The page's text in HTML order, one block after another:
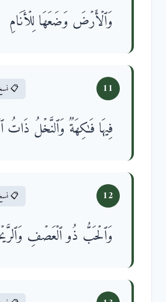
وَٱلۡأَرۡضَ وَضَعَهَا لِلۡأَنَامِ
11
📋
فِیهَا فَـٰكِهَةࣱ وَٱلنَّخۡلُ ذَاتُ
12
📋
وَٱلۡحَبُّ ذُو ٱلۡعَصۡفِ